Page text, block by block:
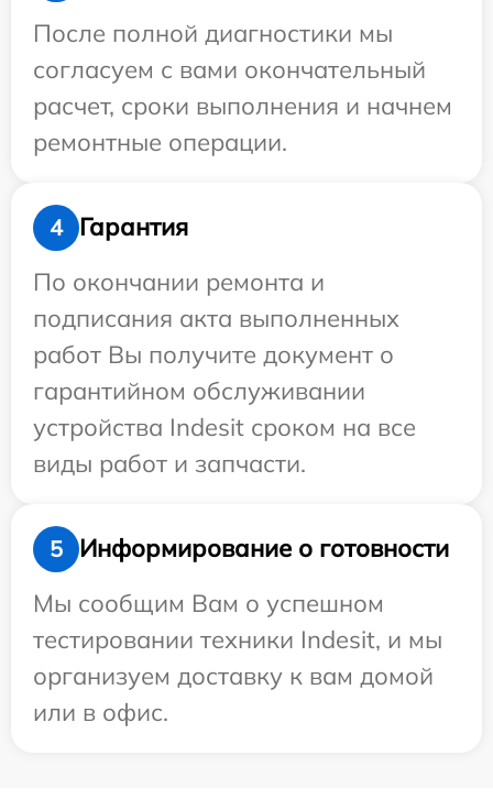
После полной диагностики мы
согласуем с вами окончательный
расчет, сроки выполнения и начнем
ремонтные операции.
4
Гарантия
По окончании ремонта и
подписания акта выполненных
работ Вы получите документ о
гарантийном обслуживании
устройства Indesit сроком на все
виды работ и запчасти.
5
Информирование о готовности
Мы сообщим Вам о успешном
тестировании техники Indesit, и мы
организуем доставку к вам домой
или в офис.